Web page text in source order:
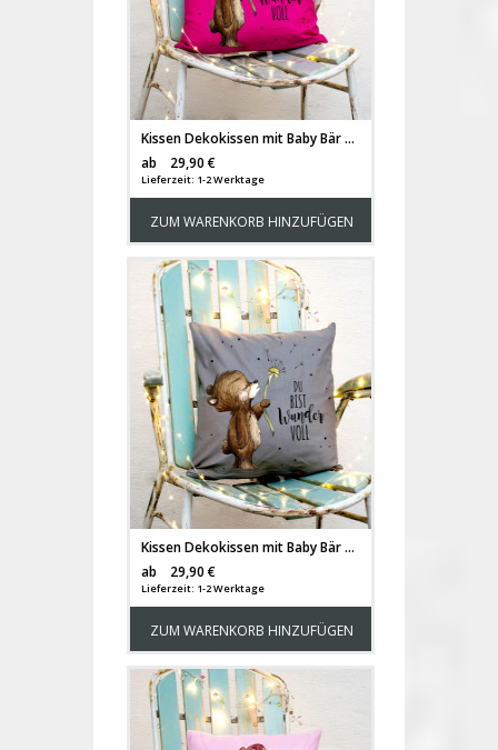
Kissen Dekokissen mit Baby Bär Pusteblume und Spruch Sofakissen in pink mit Zitat Du bist wundervoll" inklusive Füllung k67"
ab
29,90 €
Lieferzeit: 1-2 Werktage
ZUM WARENKORB HINZUFÜGEN
Kissen Dekokissen mit Baby Bär Pusteblume und Spruch Sofakissen in grau mit Zitat Du bist wundervoll" inklusive Füllung k67g"
ab
29,90 €
Lieferzeit: 1-2 Werktage
ZUM WARENKORB HINZUFÜGEN